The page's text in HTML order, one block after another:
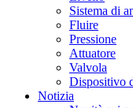
Sistema di
Fluire
Pressione
Attuatore
Valvola
Dispositivo
Notizia